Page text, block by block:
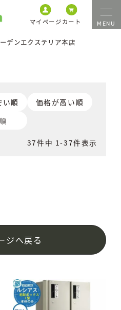
マイページカート
デンエクステリア本店
い順
価格が高い順
37件中 1-37件表示
ジへ戻る